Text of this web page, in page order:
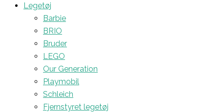
Legetøj
Barbie
BRIO
Bruder
LEGO
Our Generation
Playmobil
Schleich
Fjernstyret legetøj